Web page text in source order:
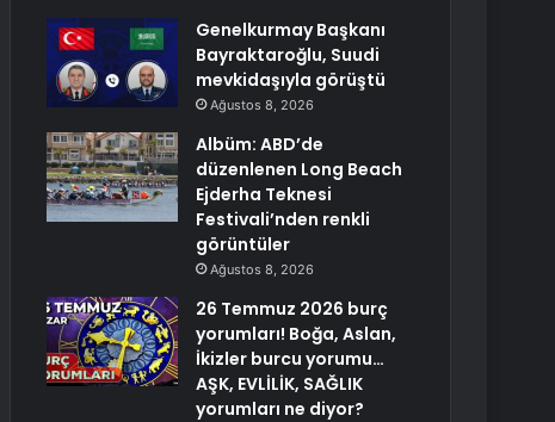
Genelkurmay Başkanı
Bayraktaroğlu, Suudi
mevkidaşıyla görüştü
Ağustos 8, 2026
Albüm: ABD’de
düzenlenen Long Beach
Ejderha Teknesi
Festivali’nden renkli
görüntüler
Ağustos 8, 2026
26 Temmuz 2026 burç
yorumları! Boğa, Aslan,
İkizler burcu yorumu…
AŞK, EVLİLİK, SAĞLIK
yorumları ne diyor?